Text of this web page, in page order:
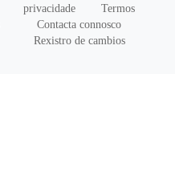
privacidade
Termos
Contacta connosco
Rexistro de cambios